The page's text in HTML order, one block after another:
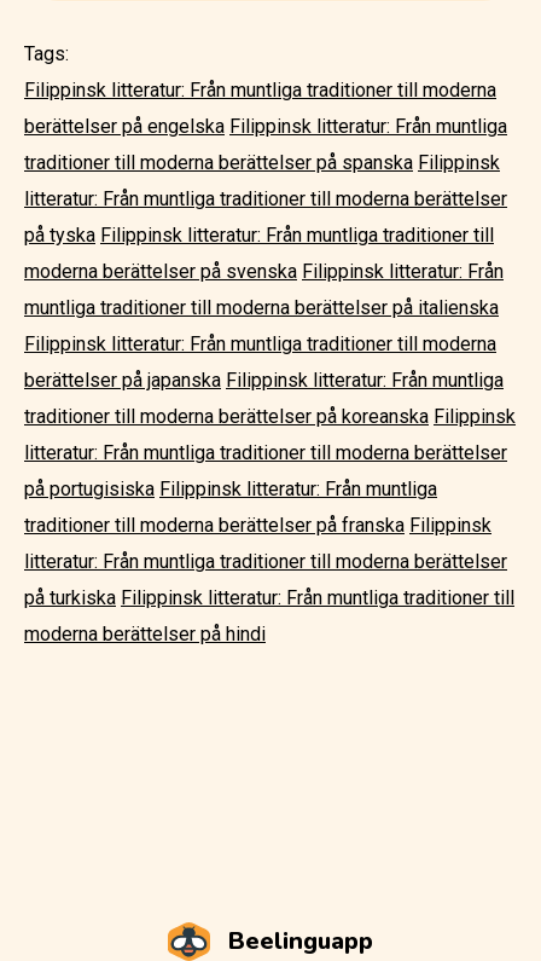
Tags:
Filippinsk litteratur: Från muntliga traditioner till moderna
berättelser på engelska Filippinsk litteratur: Från muntliga
traditioner till moderna berättelser på spanska Filippinsk
litteratur: Från muntliga traditioner till moderna berättelser
på tyska Filippinsk litteratur: Från muntliga traditioner till
moderna berättelser på svenska Filippinsk litteratur: Från
muntliga traditioner till moderna berättelser på italienska
Filippinsk litteratur: Från muntliga traditioner till moderna
berättelser på japanska Filippinsk litteratur: Från muntliga
traditioner till moderna berättelser på koreanska Filippinsk
litteratur: Från muntliga traditioner till moderna berättelser
på portugisiska Filippinsk litteratur: Från muntliga
traditioner till moderna berättelser på franska Filippinsk
litteratur: Från muntliga traditioner till moderna berättelser
på turkiska Filippinsk litteratur: Från muntliga traditioner till
moderna berättelser på hindi
Beelinguapp